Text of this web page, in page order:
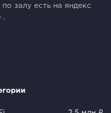
залу есть на яндекс
.